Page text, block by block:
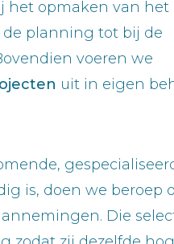
het opmaken van het
de planning tot bij de
voeren we
uit in eigen
is, doen we beroep
Die